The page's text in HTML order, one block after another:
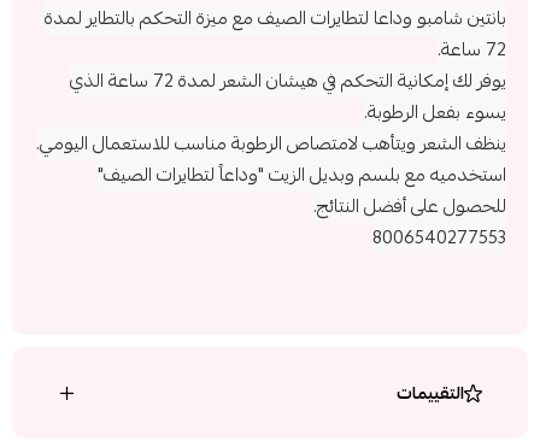
بانتين شامبو وداعا لتطايرات الصيف مع ميزة التحكم بالتطاير لمدة
72 ساعة.
يوفر لك إمكانية التحكم في هيشان الشعر لمدة 72 ساعة الذي
يسوء بفعل الرطوبة.
ينظف الشعر ويتأهب لامتصاص الرطوبة مناسب للاستعمال اليومي.
استخدميه مع بلسم وبديل الزيت "وداعاً لتطايرات الصيف"
للحصول على أفضل النتائج.
8006540277553
التقييمات